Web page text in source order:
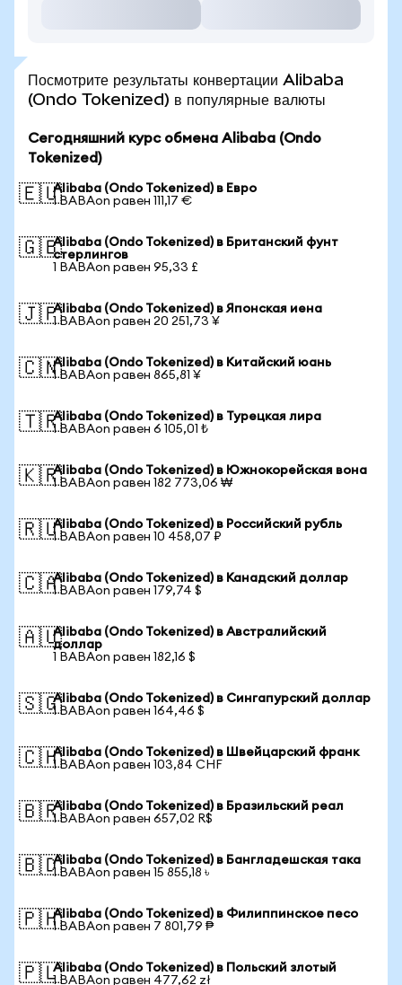
Посмотрите результаты конвертации Alibaba
(Ondo Tokenized) в популярные валюты
Сегодняшний курс обмена Alibaba (Ondo
Tokenized)
🇪🇺Alibaba (Ondo Tokenized) в Евро
1 BABAon равен 111,17 €
🇬🇧Alibaba (Ondo Tokenized) в Британский фунт
стерлингов
1 BABAon равен 95,33 £
🇯🇵Alibaba (Ondo Tokenized) в Японская иена
1 BABAon равен 20 251,73 ¥
🇨🇳Alibaba (Ondo Tokenized) в Китайский юань
1 BABAon равен 865,81 ¥
🇹🇷Alibaba (Ondo Tokenized) в Турецкая лира
1 BABAon равен 6 105,01 ₺
🇰🇷Alibaba (Ondo Tokenized) в Южнокорейская вона
1 BABAon равен 182 773,06 ₩
🇷🇺Alibaba (Ondo Tokenized) в Российский рубль
1 BABAon равен 10 458,07 ₽
🇨🇦Alibaba (Ondo Tokenized) в Канадский доллар
1 BABAon равен 179,74 $
🇦🇺Alibaba (Ondo Tokenized) в Австралийский
доллар
1 BABAon равен 182,16 $
🇸🇬Alibaba (Ondo Tokenized) в Сингапурский доллар
1 BABAon равен 164,46 $
🇨🇭Alibaba (Ondo Tokenized) в Швейцарский франк
1 BABAon равен 103,84 CHF
🇧🇷Alibaba (Ondo Tokenized) в Бразильский реал
1 BABAon равен 657,02 R$
🇧🇩Alibaba (Ondo Tokenized) в Бангладешская така
1 BABAon равен 15 855,18 ৳
🇵🇭Alibaba (Ondo Tokenized) в Филиппинское песо
1 BABAon равен 7 801,79 ₱
🇵🇱Alibaba (Ondo Tokenized) в Польский злотый
1 BABAon равен 477,62 zł